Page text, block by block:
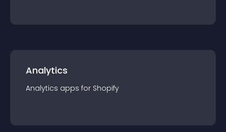
Analytics
Analytics apps for Shopify